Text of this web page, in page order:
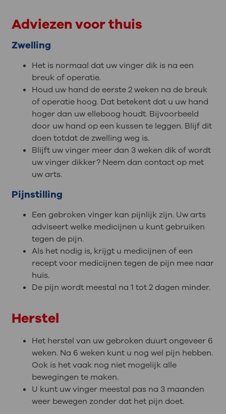
Adviezen voor thuis
Zwelling
Het is normaal dat uw vinger dik is na een
breuk of operatie.
Houd uw hand de eerste 2 weken na de breuk
of operatie hoog. Dat betekent dat u uw hand
hoger dan uw elleboog houdt. Bijvoorbeeld
door uw hand op een kussen te leggen. Blijf dit
doen totdat de zwelling weg is.
Blijft uw vinger meer dan 3 weken dik of wordt
uw vinger dikker? Neem dan contact op met
uw arts.
Pijnstilling
Een gebroken vinger kan pijnlijk zijn. Uw arts
adviseert welke medicijnen u kunt gebruiken
tegen de pijn.
Als het nodig is, krijgt u medicijnen of een
recept voor medicijnen tegen de pijn mee naar
huis.
De pijn wordt meestal na 1 tot 2 dagen minder.
Herstel
Het herstel van uw gebroken duurt ongeveer 6
weken. Na 6 weken kunt u nog wel pijn hebben.
Ook is het vaak nog niet mogelijk alle
bewegingen te maken.
U kunt uw vinger meestal pas na 3 maanden
weer bewegen zonder dat het pijn doet.